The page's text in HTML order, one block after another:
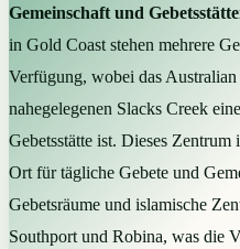
Gemeinschaft und
in Gold Coast stehen mehrere
Verfügung, wobei das
nahegelegenen Slacks Creek
Gebetsstätte ist. Dieses
Ort für tägliche Gebete und
Gebetsräume und islamische
Southport und Robina, was die